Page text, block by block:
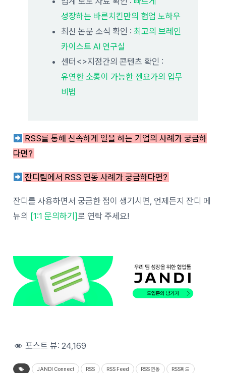
성장하는 바른치킨만의 협업 노하우
최신 논문 소식 확인 :최고의 브레인
카이스트 AI 연구실
센터<>지점간의 콘텐츠 확인 :
유연한 소통이 가능한 젠요가의 업무
비법
RSS를 통해 신속하게 일을 하는 기업의 사례가 궁금하
다면?
잔디팀에서 RSS 연동 사례가 궁금하다면?
잔디를 사용하면서 궁금한 점이 생기시면, 언제든지 잔디 메
뉴의 [1:1 문의하기]로 연락 주세요!
포스트 뷰:24,169
JANDI Connect RSS RSS Feed RSS 연동 RSS피드